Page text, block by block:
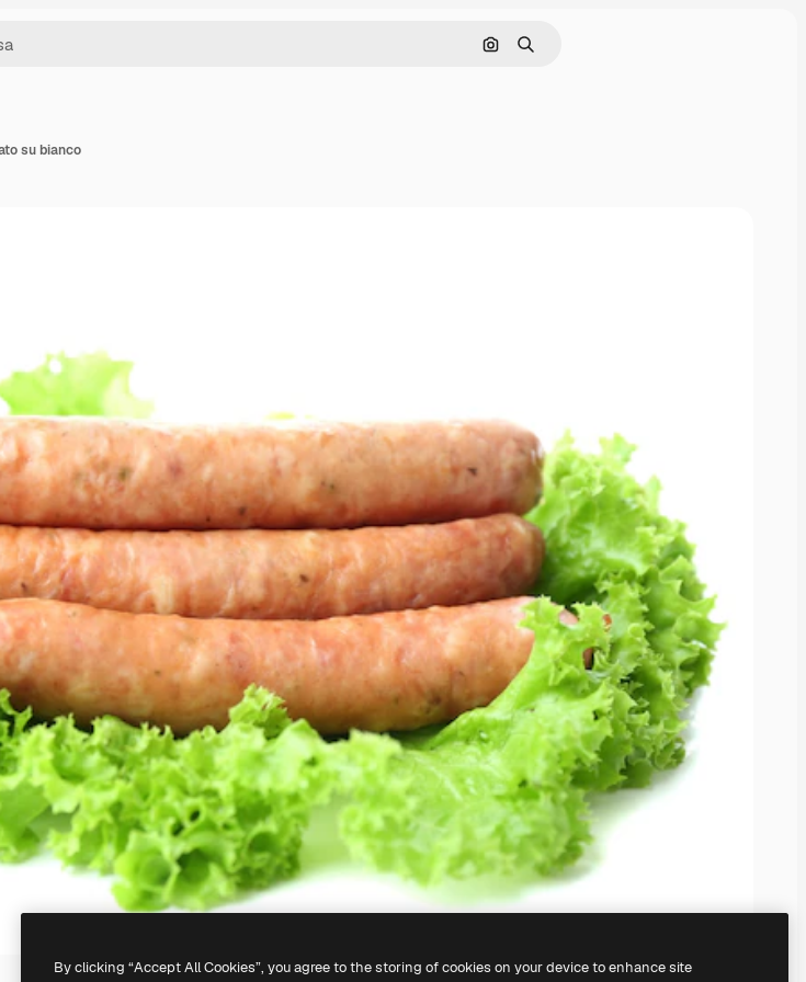
Cerca per immagine
Ricerca
su bianco
By clicking “Accept All Cookies”, you agree to the storing of cookies on your device to enhance site